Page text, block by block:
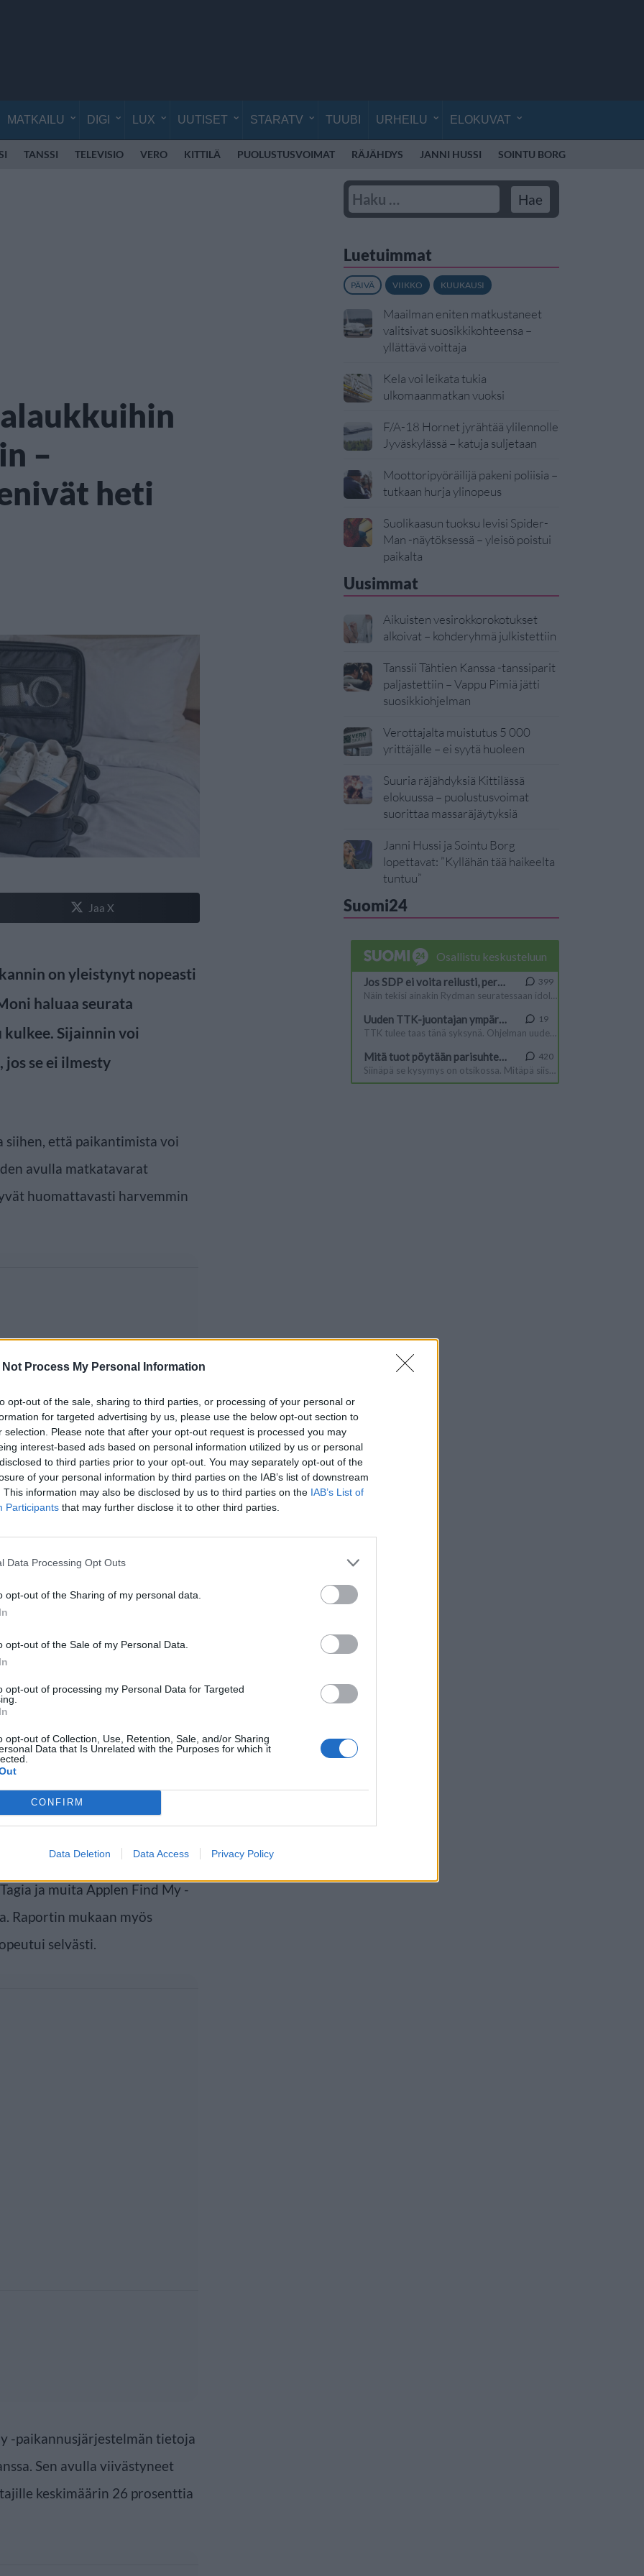
Not Process My Personal Information
opt-out of the sale, sharing to third parties, or processing of your personal or
for targeted advertising by us, please use the below opt-out section to
selection. Please note that after your opt-out request is processed you may
interest-based ads based on personal information utilized by us or personal
to third parties prior to your opt-out. You may separately opt-out of the
of your personal information by third parties on the IAB’s list of downstream
This information may also be disclosed by us to third parties on the IAB’s List of
Participants that may further disclose it to other third parties.
Data Processing Opt Outs
opt-out of the Sharing of my personal data.
opt-out of the Sale of my Personal Data.
opt-out of processing my Personal Data for Targeted
opt-out of Collection, Use, Retention, Sale, and/or Sharing
Data that Is Unrelated with the Purposes for which it
CONFIRM
Data Deletion Data Access Privacy Policy
MATKAILU DIGI LUX UUTISET STARATV TUUBI URHEILU ELOKUVAT
TANSSI TELEVISIO VERO KITTILÄ PUOLUSTUSVOIMAT RÄJÄHDYS JANNI HUSSI SOINTU BORG
–
heti
Jaa X
on yleistynyt nopeasti
haluaa seurata
kulkee. Sijainnin voi
se ei ilmesty
että paikantimista voi
avulla matkatavarat
huomattavasti harvemmin
nopeutui
WorldTraceria ylläpitävän
-raportti on julkaistu.
matkalaukkujen määrä
ja muita Applen Find My -
Raportin mukaan myös
selvästi.
-paikannusjärjestelmän tietoja
Sen avulla viivästyneet
keskimäärin 26 prosenttia
Luetuimmat
PÄIVÄ VIIKKO KUUKAUSI
Maailman eniten matkustaneet
valitsivat suosikkikohteensa –
yllättävä voittaja
Kela voi leikata tukia
ulkomaanmatkan vuoksi
F/A-18 Hornet jyrähtää ylilennolle
Jyväskylässä – katuja suljetaan
Moottoripyöräilijä pakeni poliisia –
tutkaan hurja ylinopeus
Suolikaasun tuoksu levisi Spider-
Man -näytöksessä – yleisö poistui
paikalta
Uusimmat
Aikuisten vesirokkorokotukset
alkoivat – kohderyhmä julkistettiin
Tanssii Tähtien Kanssa -tanssiparit
paljastettiin – Vappu Pimiä jätti
suosikkiohjelman
Verottajalta muistutus 5 000
yrittäjälle – ei syytä huoleen
Suuria räjähdyksiä Kittilässä
elokuussa – puolustusvoimat
suorittaa massaräjäytyksiä
Janni Hussi ja Sointu Borg
lopettavat: ”Kyllähän tää haikeelta
tuntuu”
Suomi24